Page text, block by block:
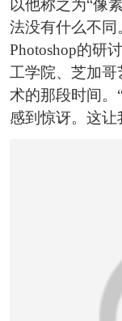
以他称之为“像
法没有什么不同
Photoshop的研
工学院、芝加
术的那段时间
感到惊讶。这